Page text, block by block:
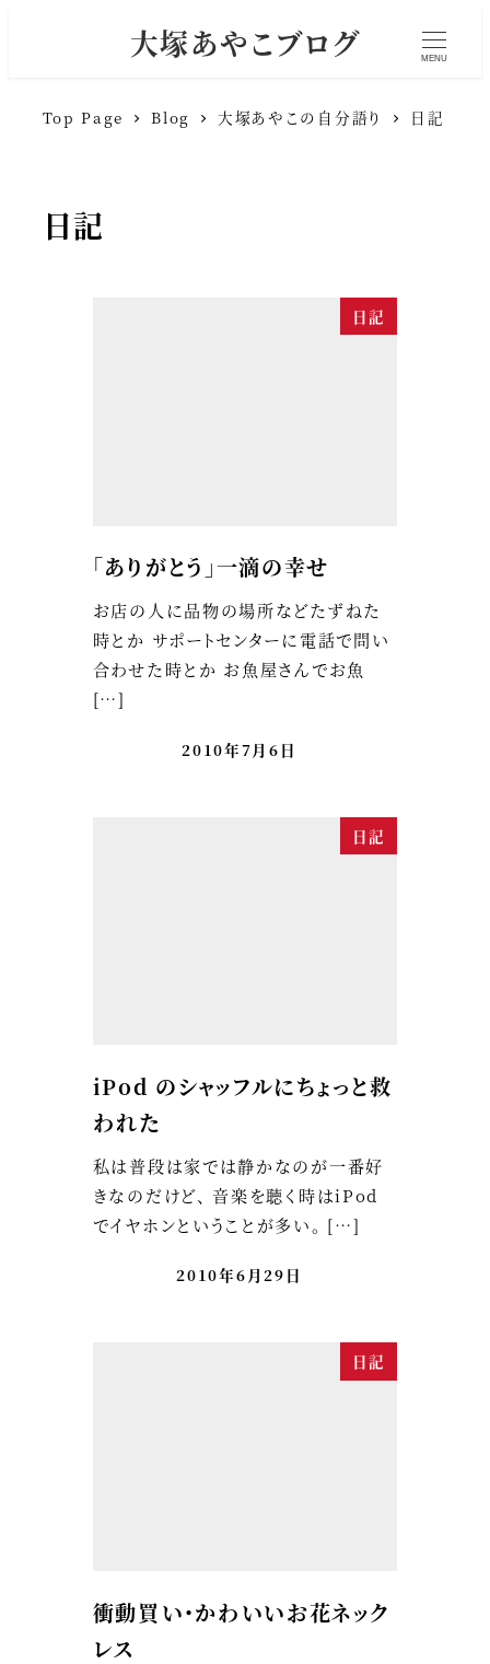
大塚あやこブログ MENU
Top Page Blog 大塚あやこの自分語り 日記
日記
日記
「ありがとう」一滴の幸せ
お店の人に品物の場所などたずねた
時とか サポートセンターに電話で問い
合わせた時とか お魚屋さんでお魚
[…]
2010年7月6日
日記
iPod のシャッフルにちょっと救
われた
私は普段は家では静かなのが一番好
きなのだけど、 音楽を聴く時はiPod
でイヤホンということが多い。 […]
2010年6月29日
日記
衝動買い・かわいいお花ネック
レス